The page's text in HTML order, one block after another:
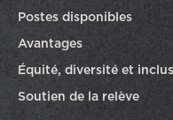
Postes disponiblesCe
Avantages
Équité, diversité et
Soutien de la relève